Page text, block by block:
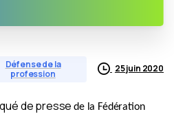
Défense de la
profession
25 juin 2020
de pressede la Fédération